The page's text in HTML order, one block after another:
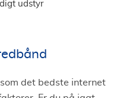
udstyr
det bedste internet